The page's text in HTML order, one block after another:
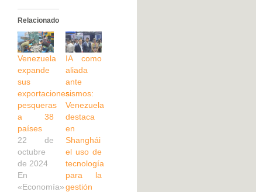
Relacionado
Venezuela
expande
sus
exportaciones
pesqueras
a 38
países
22 de
octubre
de 2024
En
«Economía»
IA como
aliada
ante
sismos:
Venezuela
destaca
en
Shanghái
el uso de
tecnología
para la
gestión